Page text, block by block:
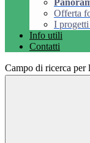
Offerta
I progetti
Info utili
Contatti
Campo di ricerca per